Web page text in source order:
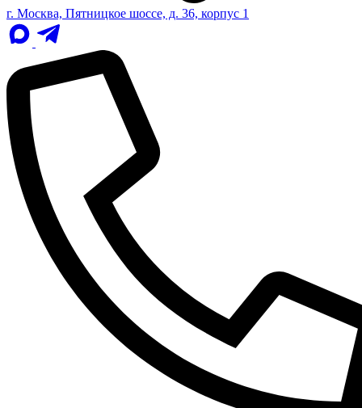
г. Москва, Пятницкое шоссе, д. 36, корпус 1